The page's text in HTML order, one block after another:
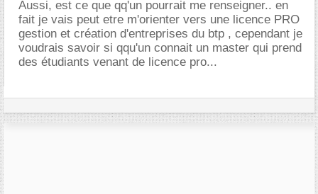
Aussi, est ce que qq'un pourrait me renseigner.. en
fait je vais peut etre m'orienter vers une licence PRO
gestion et création d'entreprises du btp , cependant je
voudrais savoir si qqu'un connait un master qui prend
des étudiants venant de licence pro...